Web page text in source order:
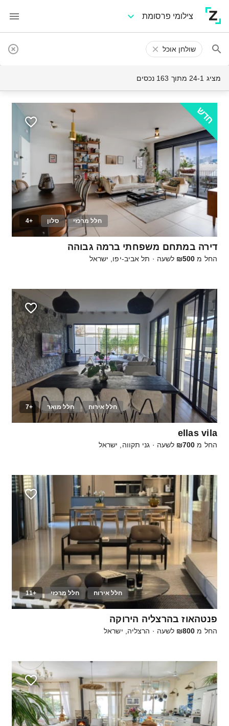
צילומי פרסומת
שולחן אוכל
מציג 24-1 מתוך 163 נכסים
חלל מרכזי סלון +4
חדש
10
דירה במתחם משפחתי ברמה גבוהה
החל מ ₪500 לשעה · תל אביב-יפו, ישראל
חלל אירוח חלל מואר +7
25
ellas vila
החל מ ₪700 לשעה · גני תקווה, ישראל
חלל אירוח חלל מרכזי +11
30
פנטהאוז בהרצליה הירוקה
החל מ ₪800 לשעה · הרצליה, ישראל